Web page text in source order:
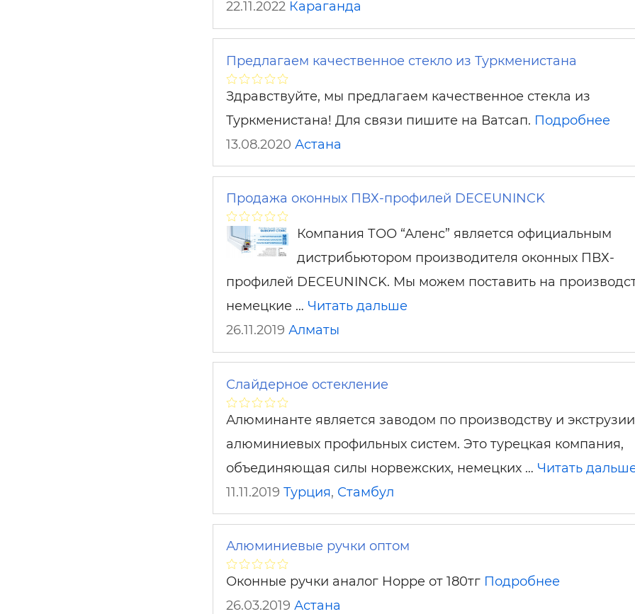
22.11.2022 Караганда
Предлагаем качественное стекло из Туркменистана
Здравствуйте, мы предлагаем качественное стекла из
Туркменистана! Для связи пишите на Ватсап. Подробнее
13.08.2020 Астана
Продажа оконных ПВХ-профилей DECEUNINCK
Компания ТОО “Аленс” является официальным
дистрибьютором производителя оконных ПВХ-
профилей DECEUNINCK. Мы можем поставить на
немецкие … Читать дальше
26.11.2019 Алматы
Слайдерное остекление
Алюминанте является заводом по производству и экструзии
алюминиевых профильных систем. Это турецкая компания,
объединяющая силы норвежских, немецких … Читать
11.11.2019 Турция, Стамбул
Алюминиевые ручки оптом
Оконные ручки аналог Hoppe от 180тг Подробнее
26.03.2019 Астана